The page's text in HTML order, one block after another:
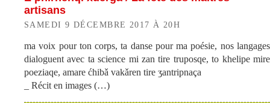
artisans
SAMEDI 9 DÉCEMBRE 2017 À 20H
ma voix pour ton corps, ta danse pour ma poésie, nos langages
dialoguent avec ta science mi zan tire truposqe, to khelipe mire
poeziaqe, amare ćhibǎ vakǎren tire ʒantripnaça
_ Récit en images (…)